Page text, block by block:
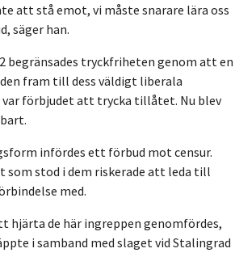
att stå emot, vi måste snarare lära oss
säger han.
begränsades tryckfriheten genom att en
fram till dess väldigt liberala
förbjudet att trycka tillåtet. Nu blev
infördes ett förbud mot censur.
som stod i dem riskerade att leda till
med.
hjärta de här ingreppen genomfördes,
i samband med slaget vid Stalingrad